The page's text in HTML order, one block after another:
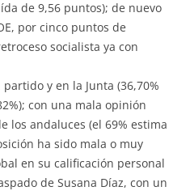
de 9,56 puntos); de nuevo
por cinco puntos de
socialista ya con
y en la Junta (36,70%
con una mala opinión
los andaluces (el 69% estima
ha sido mala o muy
en su calificación personal
de Susana Díaz, con un